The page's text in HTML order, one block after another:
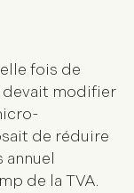
fois de
devait modifier
de réduire
annuel
de la TVA.